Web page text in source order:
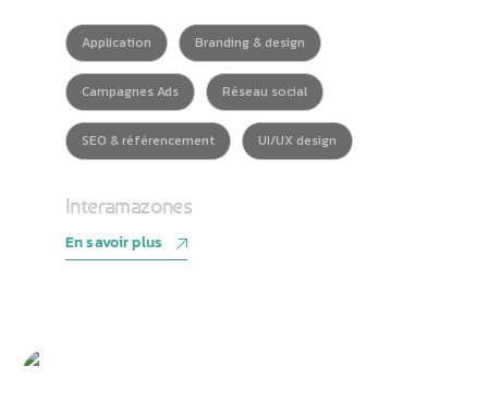
Application Branding & design
Campagnes Ads Réseau social
SEO & référencement UI/UX design
Interamazones
En savoir plus